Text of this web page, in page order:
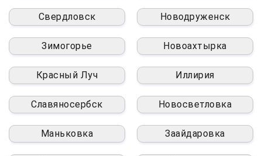
Свердловск Новодруженск
Зимогорье Новоахтырка
Красный Луч Иллирия
Славяносербск Новосветловка
Маньковка Заайдаровка